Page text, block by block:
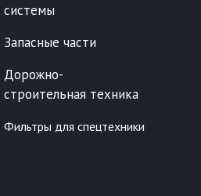
системы
Запасные части
Дорожно-
строительная техника
Фильтры для спецтехники